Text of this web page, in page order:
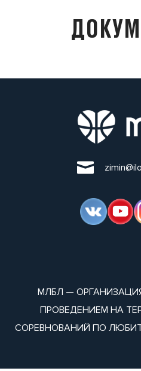
МЛБЛ —
ПРОВЕДЕНИЕМ НА
СОРЕВНОВАНИЙ ПО